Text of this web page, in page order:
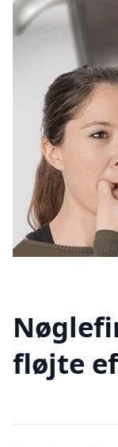
fløjte